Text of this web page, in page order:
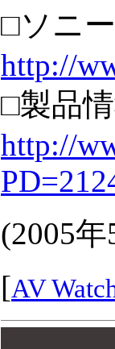
□ソニ
http://
□製品
http://
(2005年
[AV